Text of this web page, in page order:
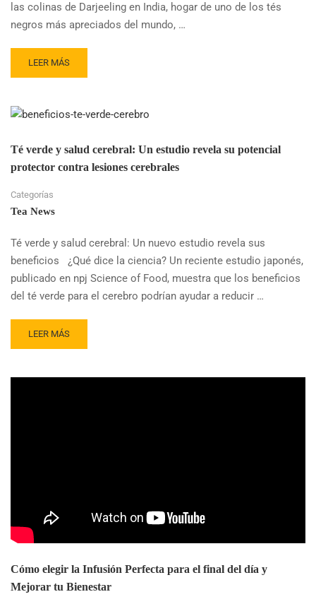
las colinas de Darjeeling en India, hogar de uno de los tés
negros más apreciados del mundo, …
READ
MORE
DE
DE
CELEBRAN
AÑO
SANTO
DEVOCIÓN
Y
ESPERANZA
LEER MÁS
Té verde y salud cerebral: Un estudio revela su potencial
protector contra lesiones cerebrales
Categorías
Tea News
Té verde y salud cerebral: Un nuevo estudio revela sus
beneficios ¿Qué dice la ciencia? Un reciente estudio japonés,
publicado en npj Science of Food, muestra que los beneficios
del té verde para el cerebro podrían ayudar a reducir …
READ
MORE
TÉ
PROTECTOR
CONTRA
LESIONES
LEER MÁS
Cómo elegir la Infusión Perfecta para el final del día y
Mejorar tu Bienestar